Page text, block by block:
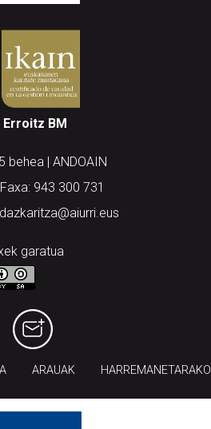
BM
behea | ANDOAIN
943 300 731
garatua
ARAUAK HARREMANETARAKO